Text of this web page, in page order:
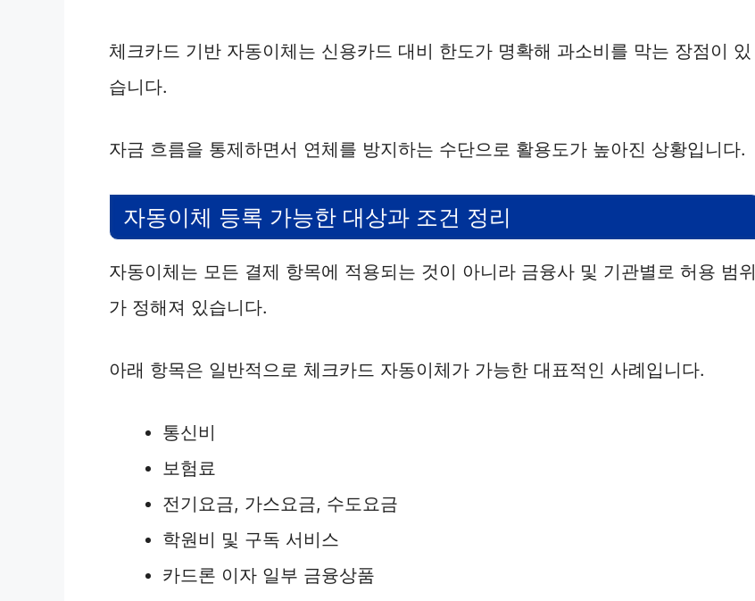
체크카드 기반 자동이체는 신용카드 대비 한도가 명확해 과소비를 막는 장점이 있
습니다.
자금 흐름을 통제하면서 연체를 방지하는 수단으로 활용도가 높아진 상황입니다.
자동이체 등록 가능한 대상과 조건 정리
자동이체는 모든 결제 항목에 적용되는 것이 아니라 금융사 및 기관별로 허용 범위
가 정해져 있습니다.
아래 항목은 일반적으로 체크카드 자동이체가 가능한 대표적인 사례입니다.
통신비
보험료
전기요금, 가스요금, 수도요금
학원비 및 구독 서비스
카드론 이자 일부 금융상품